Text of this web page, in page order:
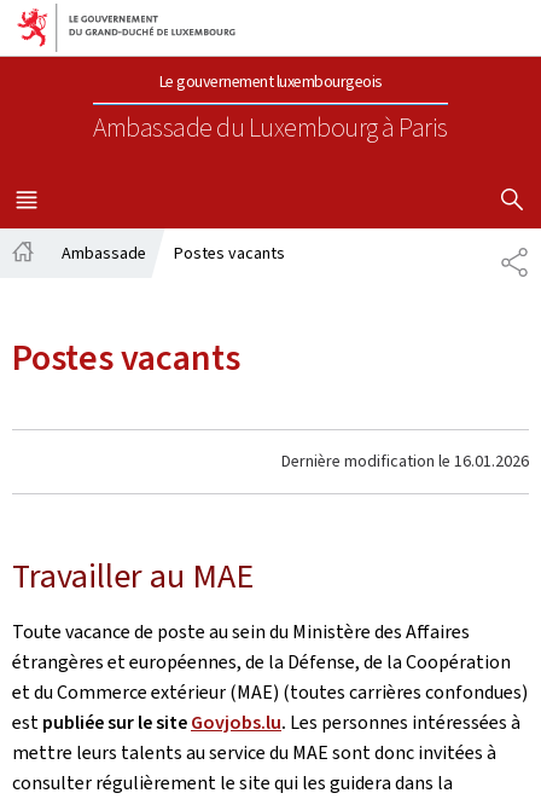
Aller au menu principal
Aller au contenu
Le gouvernement luxembourgeois
Ambassade du Luxembourgà Paris
MENU
PRINCIPAL
Ambassade Postes vacants
Postes vacants
Dernière modification le 16.01.2026
Travailler au MAE
Toute vacance de poste au sein du Ministère des Affaires
étrangères et européennes, de la Défense, de la Coopération
et du Commerce extérieur (MAE) (toutes carrières confondues)
estpubliée sur le siteGovjobs.lu. Les personnes intéressées à
mettre leurs talents au service du MAE sont donc invitées à
consulter régulièrement le site qui les guidera dans la